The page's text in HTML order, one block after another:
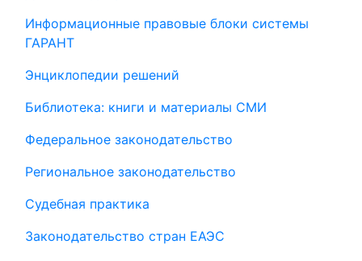
Информационные правовые блоки системы
ГАРАНТ
Энциклопедии решений
Библиотека: книги и материалы СМИ
Федеральное законодательство
Региональное законодательство
Судебная практика
Законодательство стран ЕАЭС